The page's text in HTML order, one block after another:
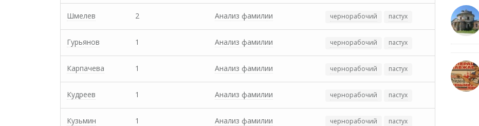
Шмелев 2 Анализ фамилии чернорабочий пастух
Гурьянов 1 Анализ фамилии чернорабочий пастух
Карпачева 1 Анализ фамилии чернорабочий пастух
Кудреев 1 Анализ фамилии чернорабочий пастух
Кузьмин 1 Анализ фамилии чернорабочий пастух